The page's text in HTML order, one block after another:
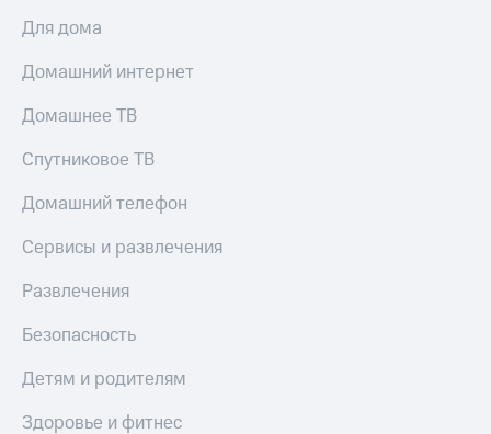
Для дома
Домашний интернет
Домашнее ТВ
Спутниковое ТВ
Домашний телефон
Сервисы и развлечения
Развлечения
Безопасность
Детям и родителям
Здоровье и фитнес